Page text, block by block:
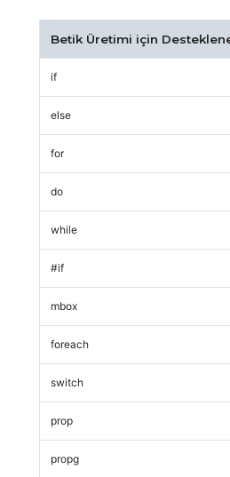
Betik Üretimi için
if
else
for
do
while
#if
mbox
foreach
switch
prop
propg